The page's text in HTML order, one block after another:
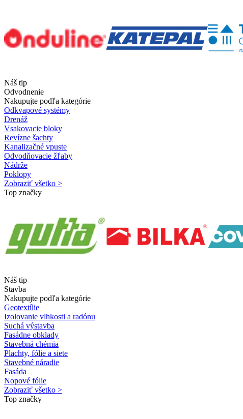
Náš tip
Odvodnenie
Nakupujte podľa kategórie
Odkvapové systémy
Drenáž
Vsakovacie bloky
Revízne šachty
Kanalizačné vpuste
Odvodňovacie žľaby
Nádrže
Poklopy
Zobraziť všetko >
Top značky
Náš tip
Stavba
Nakupujte podľa kategórie
Geotextílie
Izolovanie vlhkosti a radónu
Suchá výstavba
Fasádne obklady
Stavebná chémia
Plachty, fólie a siete
Stavebné náradie
Fasáda
Nopové fólie
Zobraziť všetko >
Top značky